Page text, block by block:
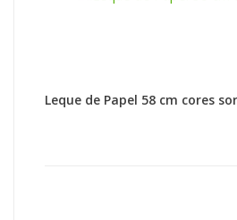
Leque de Papel 58 cm cores